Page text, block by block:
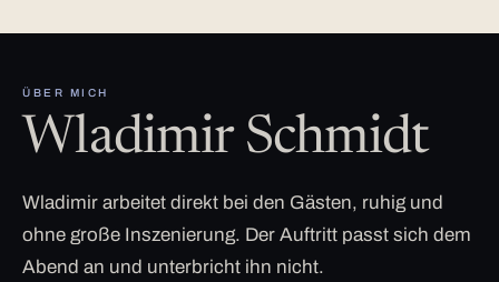
ÜBER MICH
Wladimir Schmidt
Wladimir arbeitet direkt bei den Gästen, ruhig und
ohne große Inszenierung. Der Auftritt passt sich dem
Abend an und unterbricht ihn nicht.